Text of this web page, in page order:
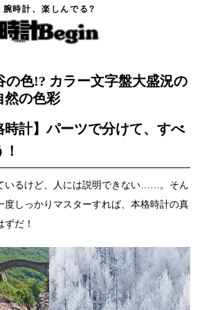
腕時計、楽しんでる?
ー文字盤大盛況の今、注目は大自然の色彩
の色!? カラー文字盤大盛況の
然の色彩
時計】パーツで分けて、すべ
いるけど、人には説明できない……。そん
度しっかりマスターすれば、本格時計の真
だ！